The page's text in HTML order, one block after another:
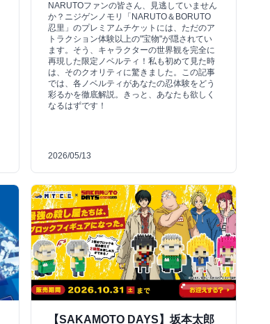
NARUTOファンの皆さん、見逃していません
か？ニジゲンノモリ「NARUTO＆BORUTO
忍里」のプレミアムチケットには、ただのア
トラクション体験以上の"宝物"が隠されてい
ます。そう、キャラクターの世界観を完全に
再現した限定ノベルティ！私も初めて見た時
は、そのクオリティに驚きました。この記事
では、各ノベルティがあなたの忍体験をどう
彩るかを徹底解説。きっと、あなたも欲しく
なるはずです！
2026/05/13
【SAKAMOTO DAYS】坂本太郎